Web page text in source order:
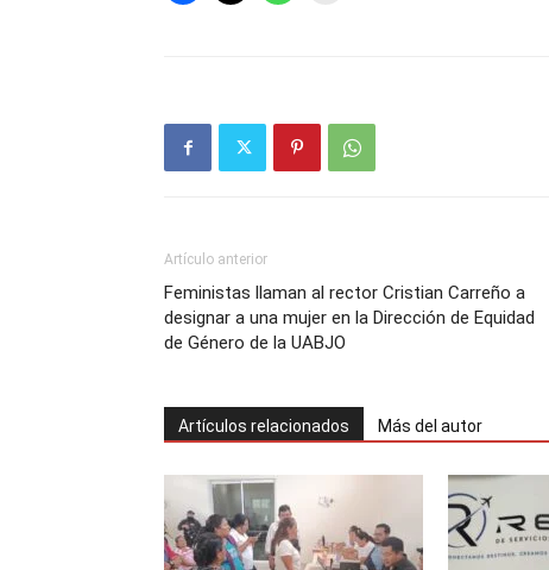
Artículo anterior
Feministas llaman al rector Cristian Carreño a
designar a una mujer en la Dirección de Equidad
de Género de la UABJO
Artículos relacionados Más del autor